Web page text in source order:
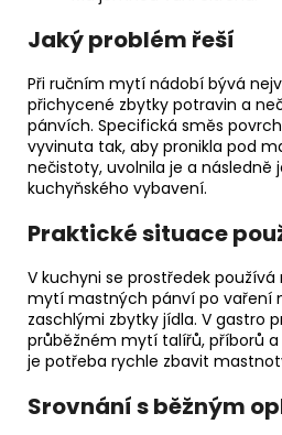
Jaký problém řeší
Při ručním mytí nádobí bývá
přichycené zbytky potravin a
pánvích. Specifická směs
vyvinuta tak, aby pronikla pod
nečistoty, uvolnila je a následně
kuchyňského vybavení.
Praktické situace
V kuchyni se prostředek
mytí mastných pánví po vaření
zaschlými zbytky jídla. V gastro
průběžném mytí talířů, příborů
je potřeba rychle zbavit
Srovnání s běžným